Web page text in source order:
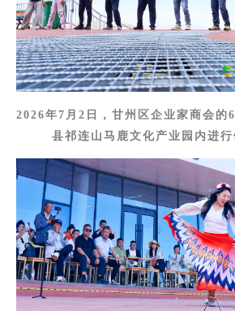
2026年7月2日，甘州区企业家商会的
县祁连山马鹿文化产业园内进行